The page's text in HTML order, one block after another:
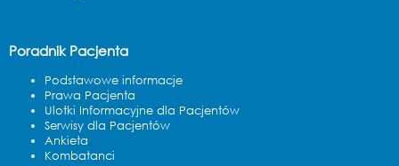
Poradnik Pacjenta
Podstawowe informacje
Prawa Pacjenta
Ulotki Informacyjne dla Pacjentów
Serwisy dla Pacjentów
Ankieta
Kombatanci